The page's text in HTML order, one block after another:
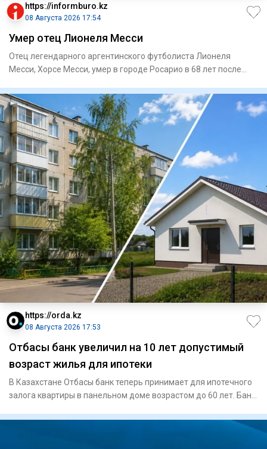
https://informburo.kz
08 Августа 2026 17:54
Умер отец Лионеля Месси
Отец легендарного аргентинского футболиста Лионеля
Месси, Хорсе Месси, умер в городе Росарио в 68 лет после
https://orda.kz
08 Августа 2026 17:53
Отбасы банк увеличил на 10 лет допустимый
возраст жилья для ипотеки
В Казахстане Отбасы банк теперь принимает для ипотечного
залога квартиры в панельном доме возрастом до 60 лет. Банк